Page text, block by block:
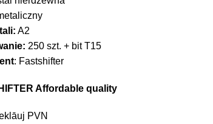
A2
250 szt. + bit T15
: Fastshifter
Affordable quality
PVN